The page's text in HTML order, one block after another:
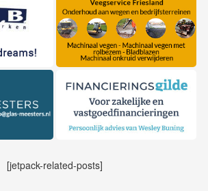
[jetpack-related-posts]